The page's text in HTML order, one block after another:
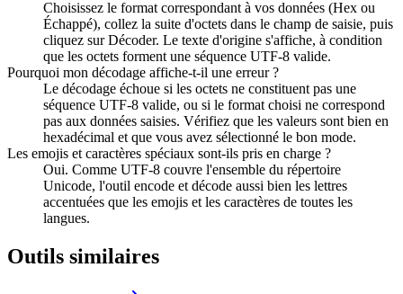
Choisissez le format correspondant à vos données (Hex ou
Échappé), collez la suite d'octets dans le champ de saisie, puis
cliquez sur Décoder. Le texte d'origine s'affiche, à condition
que les octets forment une séquence UTF-8 valide.
Pourquoi mon décodage affiche-t-il une erreur ?
Le décodage échoue si les octets ne constituent pas une
séquence UTF-8 valide, ou si le format choisi ne correspond
pas aux données saisies. Vérifiez que les valeurs sont bien en
hexadécimal et que vous avez sélectionné le bon mode.
Les emojis et caractères spéciaux sont-ils pris en charge ?
Oui. Comme UTF-8 couvre l'ensemble du répertoire
Unicode, l'outil encode et décode aussi bien les lettres
accentuées que les emojis et les caractères de toutes les
langues.
Outils similaires